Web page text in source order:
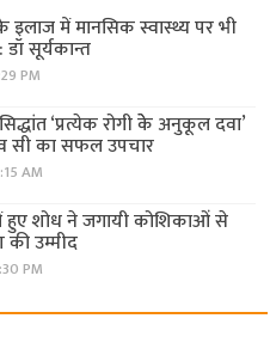
में मानसिक स्वास्थ्य पर भी
डॉ सूर्यकान्त
PM
‘प्रत्येक रोगी केे अनुकूल दवा’
सी का सफल उपचार
AM
शोध ने जगायी कोशिकाओं से
की उम्मीद
PM